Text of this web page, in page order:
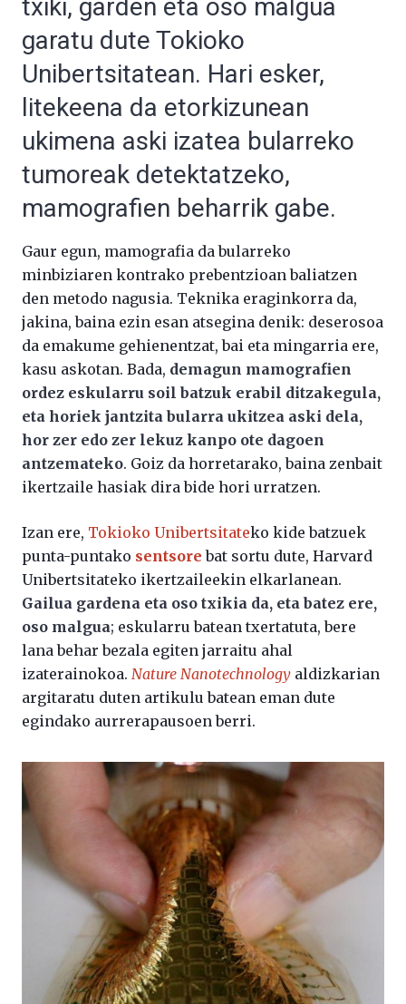
txiki, garden eta oso malgua
garatu dute Tokioko
Unibertsitatean. Hari esker,
litekeena da etorkizunean
ukimena aski izatea bularreko
tumoreak detektatzeko,
mamografien beharrik gabe.
Gaur egun, mamografia da bularreko
minbiziaren kontrako prebentzioan baliatzen
den metodo nagusia. Teknika eraginkorra da,
jakina, baina ezin esan atsegina denik: deserosoa
da emakume gehienentzat, bai eta mingarria ere,
kasu askotan. Bada, demagun mamografien
ordez eskularru soil batzuk erabil ditzakegula,
eta horiek jantzita bularra ukitzea aski dela,
hor zer edo zer lekuz kanpo ote dagoen
antzemateko. Goiz da horretarako, baina zenbait
ikertzaile hasiak dira bide hori urratzen.
Izan ere, Tokioko Unibertsitateko kide batzuek
punta-puntako sentsore bat sortu dute, Harvard
Unibertsitateko ikertzaileekin elkarlanean.
Gailua gardena eta oso txikia da, eta batez ere,
oso malgua; eskularru batean txertatuta, bere
lana behar bezala egiten jarraitu ahal
izaterainokoa. Nature Nanotechnology aldizkarian
argitaratu duten artikulu batean eman dute
egindako aurrerapausoen berri.